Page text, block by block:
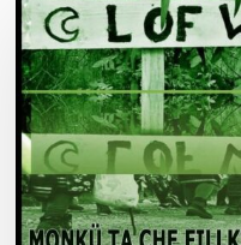
Winkül
Küsra
convoca
a
apoyar
audiencia